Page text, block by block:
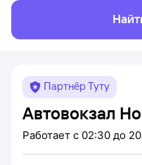
Партнёр Туту
Автовокзал
Работает с 02:30 до